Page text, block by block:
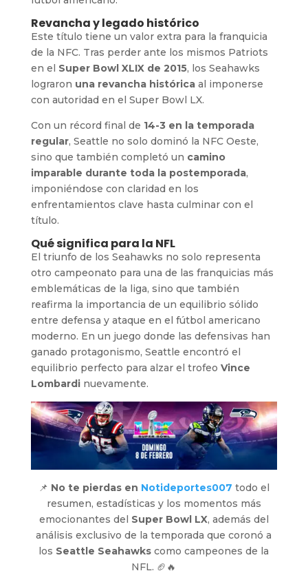
Revancha y legado histórico
Este título tiene un valor extra para la franquicia
de la NFC. Tras perder ante los mismos Patriots
en el Super Bowl XLIX de 2015, los Seahawks
lograron una revancha históricaal imponerse
con autoridad en el Super Bowl LX.
Con un récord final de 14-3 en la temporada
regular, Seattle no solo dominó la NFC Oeste,
sino que también completó un camino
imparable durante toda la postemporada,
imponiéndose con claridad en los
enfrentamientos clave hasta culminar con el
título.
Qué significa para la NFL
El triunfo de los Seahawks no solo representa
otro campeonato para una de las franquicias más
emblemáticas de la liga, sino que también
reafirma la importancia de un equilibrio sólido
entre defensa y ataque en el fútbol americano
moderno. En un juego donde las defensivas han
ganado protagonismo, Seattle encontró el
equilibrio perfecto para alzar el trofeo Vince
Lombardinuevamente.
📌 No te pierdas en Notideportes007 todo el
resumen, estadísticas y los momentos más
emocionantes del Super Bowl LX, además del
análisis exclusivo de la temporada que coronó a
los Seattle Seahawks como campeones de la
NFL. 🏈🔥